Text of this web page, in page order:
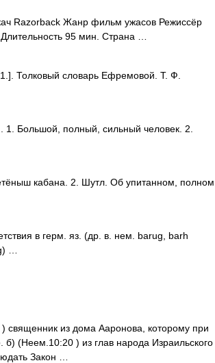
Razorback Жанр фильм ужасов Режиссёр
95 мин. Страна …
Толковый словарь Ефремовой. Т. Ф.
полный, сильный человек. 2.
кабана. 2. Шутл. Об упитанном, полном
в герм. яз. (др. в. нем. barug, barh
…
из дома Ааронова, которому при
(Неем.10:20 ) из глав народа Израильского
Закон …